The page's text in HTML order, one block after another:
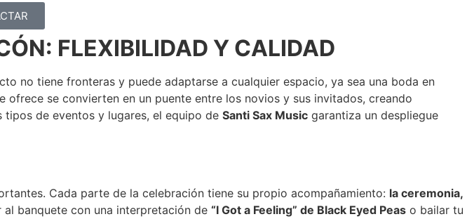
FLEXIBILIDAD Y CALIDAD
no tiene fronteras y puede adaptarse a cualquier espacio, ya sea una boda en
ofrece se convierten en un puente entre los novios y sus invitados, creando
de eventos y lugares, el equipo de Santi Sax Music garantiza un despliegue
Cada parte de la celebración tiene su propio acompañamiento: la ceremonia,
al banquete con una interpretación de “I Got a Feeling” de Black Eyed Peas o bailar tu